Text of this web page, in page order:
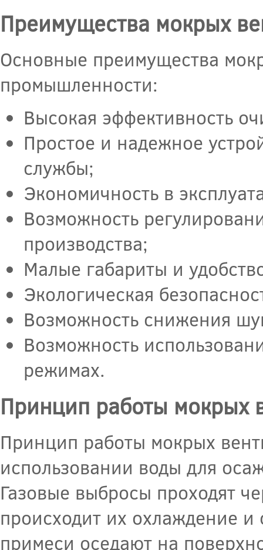
Преимущества мокрых
Основные преимущества
промышленности:
Высокая эффективность
Простое и надежное
службы;
Экономичность в
Возможность
производства;
Малые габариты и
Экологическая
Возможность снижения
Возможность
режимах.
Принцип работы мокрых
Принцип работы мокрых
использовании воды для
Газовые выбросы проходят
происходит их охлаждение и
примеси оседают на